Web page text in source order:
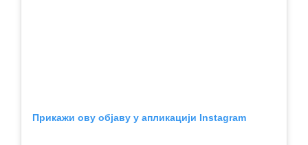
Прикажи ову објаву у апликацији Instagram